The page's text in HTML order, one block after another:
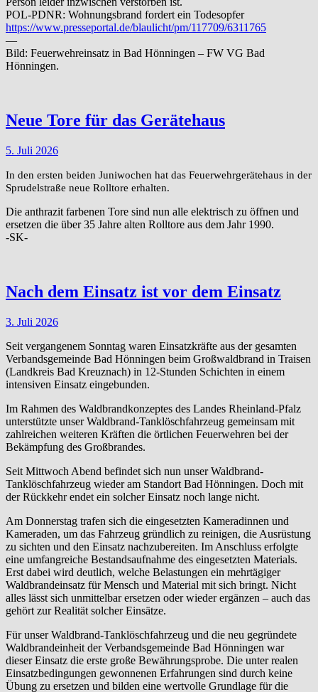
POL-PDNR: Wohnungsbrand fordert ein Todesopfer
https://www.presseportal.de/blaulicht/pm/117709/6311765
—
Bild: Feuerwehreinsatz in Bad Hönningen – FW VG Bad
Hönningen.
Neue Tore für das Gerätehaus
5. Juli 2026
In den ersten beiden Juniwochen hat das Feuerwehrgerätehaus in der
Sprudelstraße neue Rolltore erhalten.
Die anthrazit farbenen Tore sind nun alle elektrisch zu öffnen und
ersetzen die über 35 Jahre alten Rolltore aus dem Jahr 1990.
-SK-
Nach dem Einsatz ist vor dem Einsatz
3. Juli 2026
Seit vergangenem Sonntag waren Einsatzkräfte aus der gesamten
Verbandsgemeinde Bad Hönningen beim Großwaldbrand in Traisen
(Landkreis Bad Kreuznach) in 12-Stunden Schichten in einem
intensiven Einsatz eingebunden.
Im Rahmen des Waldbrandkonzeptes des Landes Rheinland-Pfalz
unterstützte unser Waldbrand-Tanklöschfahrzeug gemeinsam mit
zahlreichen weiteren Kräften die örtlichen Feuerwehren bei der
Bekämpfung des Großbrandes.
Seit Mittwoch Abend befindet sich nun unser Waldbrand-
Tanklöschfahrzeug wieder am Standort Bad Hönningen. Doch mit
der Rückkehr endet ein solcher Einsatz noch lange nicht.
Am Donnerstag trafen sich die eingesetzten Kameradinnen und
Kameraden, um das Fahrzeug gründlich zu reinigen, die Ausrüstung
zu sichten und den Einsatz nachzubereiten. Im Anschluss erfolgte
eine umfangreiche Bestandsaufnahme des eingesetzten Materials.
Erst dabei wird deutlich, welche Belastungen ein mehrtägiger
Waldbrandeinsatz für Mensch und Material mit sich bringt. Nicht
alles lässt sich unmittelbar ersetzen oder wieder ergänzen – auch das
gehört zur Realität solcher Einsätze.
Für unser Waldbrand-Tanklöschfahrzeug und die neu gegründete
Waldbrandeinheit der Verbandsgemeinde Bad Hönningen war
dieser Einsatz die erste große Bewährungsprobe. Die unter realen
Einsatzbedingungen gewonnenen Erfahrungen sind durch keine
Übung zu ersetzen und bilden eine wertvolle Grundlage für die